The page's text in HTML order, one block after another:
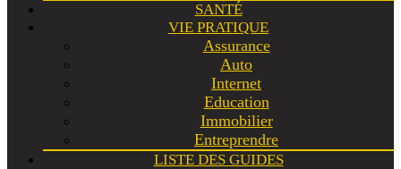
SANTÉ
VIE PRATIQUE
Assurance
Auto
Internet
Education
Immobilier
Entreprendre
LISTE DES GUIDES